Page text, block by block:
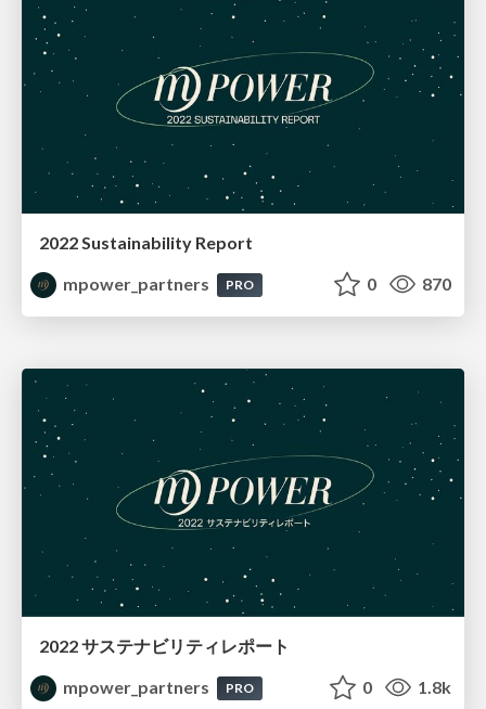
2022 Sustainability Report
mpower_partners
PRO 0 870
2022 サステナビリティレポート
mpower_partners
PRO 0 1.8k